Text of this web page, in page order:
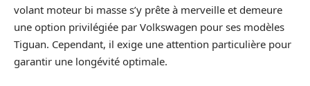
volant moteur bi masse s’y prête à merveille et demeure
une option privilégiée par Volkswagen pour ses modèles
Tiguan. Cependant, il exige une attention particulière pour
garantir une longévité optimale.